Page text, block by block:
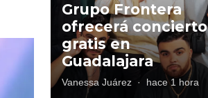
Grupo Frontera
ofrecerá concierto
gratis en
Guadalajara
Vanessa Juárez · hace 1 hora